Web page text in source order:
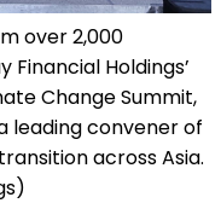
over 2,000
Holdings’
Change Summit,
leading convener of
across Asia.